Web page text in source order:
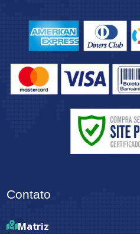
Contato
Matriz